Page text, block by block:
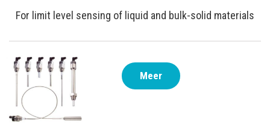
For limit level sensing of liquid and bulk-solid materials
Meer